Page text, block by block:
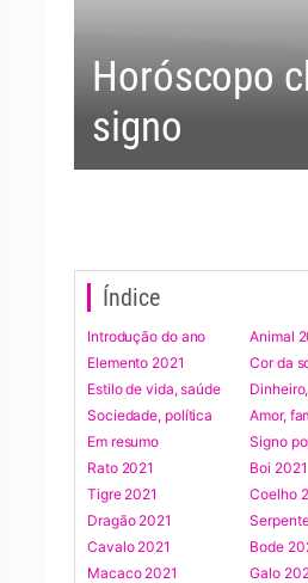
Horóscopo
signo
Índice
Introdução do ano
Animal
Elemento 2021
Cor da
Estilo de vida, saúde
Sociedade, política
Amor,
Em resumo
Signo
Rato 2021
Boi 2021
Tigre 2021
Coelho
Dragão 2021
Cavalo 2021
Bode
Macaco 2021
Galo